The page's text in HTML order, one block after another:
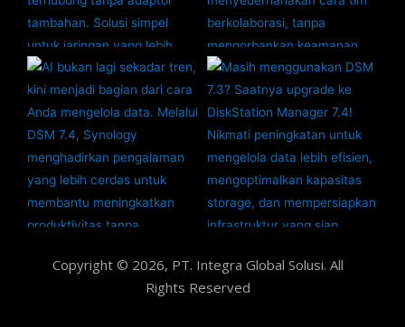
Copyright © 2026, PT. Integra Global Solusi. All
Rights Reserved